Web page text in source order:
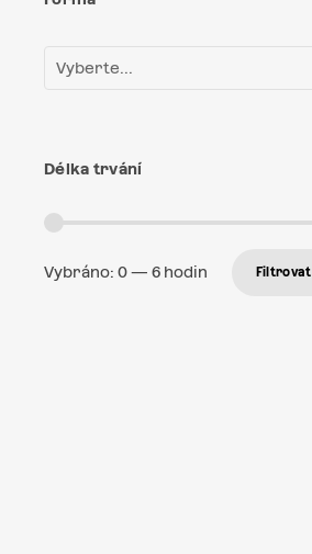
Vyberte...
Délka trvání
Vybráno: 0— 6 hodin Filtrovat